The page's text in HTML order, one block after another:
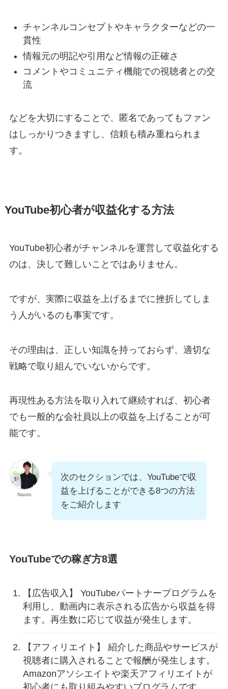
チャンネルコンセプトやキャラクターなどの一
貫性
情報元の明記や引用など情報の正確さ
コメントやコミュニティ機能での視聴者との交
流
などを大切にすることで、匿名であってもファン
はしっかりつきますし、信頼も積み重ねられま
す。
YouTube初心者が収益化する方法
YouTube初心者がチャンネルを運営して収益化する
のは、決して難しいことではありません。
ですが、実際に収益を上げるまでに挫折してしま
う人がいるのも事実です。
その理由は、正しい知識を持っておらず、適切な
戦略で取り組んでいないからです。
再現性ある方法を取り入れて継続すれば、初心者
でも一般的な会社員以上の収益を上げることが可
能です。
Naoto
次のセクションでは、YouTubeで収
益を上げることができる8つの方法
をご紹介します
YouTubeでの稼ぎ方8選
【広告収入】 YouTubeパートナープログラムを
利用し、動画内に表示される広告から収益を得
ます。再生数に応じて収益が発生します。
【アフィリエイト】 紹介した商品やサービスが
視聴者に購入されることで報酬が発生します。
Amazonアソシエイトや楽天アフィリエイトが
初心者にも取り組みやすいプログラムです。